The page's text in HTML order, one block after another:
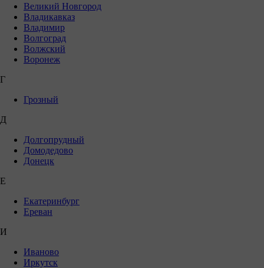
Великий Новгород
Владикавказ
Владимир
Волгоград
Волжский
Воронеж
Г
Грозный
Д
Долгопрудный
Домодедово
Донецк
Е
Екатеринбург
Ереван
И
Иваново
Иркутск